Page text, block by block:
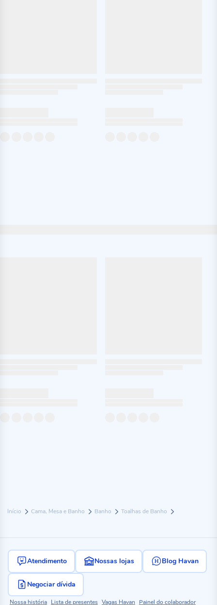
Início Cama, Mesa e Banho Banho Toalhas de Banho
Atendimento Nossas lojas Blog Havan
Negociar dívida
Nossa história Lista de presentes Vagas Havan Painel do colaborador